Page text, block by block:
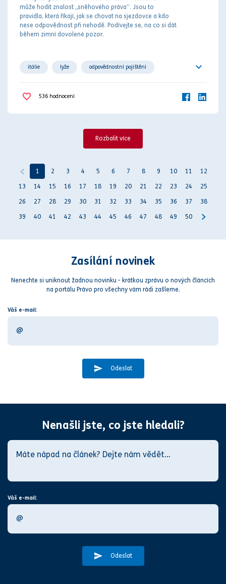
může hodit znalost „sněhového práva“. Jsou to
pravidla, která říkají, jak se chovat na sjezdovce a kdo
nese odpovědnost při nehodě. Podívejte se, na co si dát
během zimní dovolené pozor.
itálie lyže odpovědnostní pojištění
pokuty pravidla
výbava
536 hodnocení
Rozbalit více
1 2 3 4 5 6 7 8 9 10 11 12
13 14 15 16 17 18 19 20 21 22 23 24 25
26 27 28 29 30 31 32 33 34 35 36 37 38
39 40 41 42 43 44 45 46 47 48 49 50
Zasílání novinek
Nenechte si uniknout žadnou novinku - krátkou zprávu o nových článcích
na portálu Právo pro všechny vám rádi zašleme.
Váš e-mail:
Odeslat
Nenašli jste, co jste hledali?
Váš e-mail:
Odeslat